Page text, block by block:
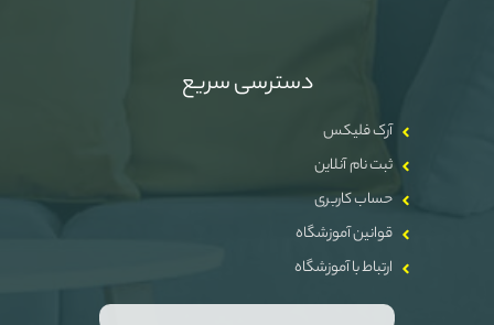
دسترسی سریع
آرک فلیکس
ثبت نام آنلاین
حساب کاربری
قوانین آموزشگاه
ارتباط با آموزشگاه